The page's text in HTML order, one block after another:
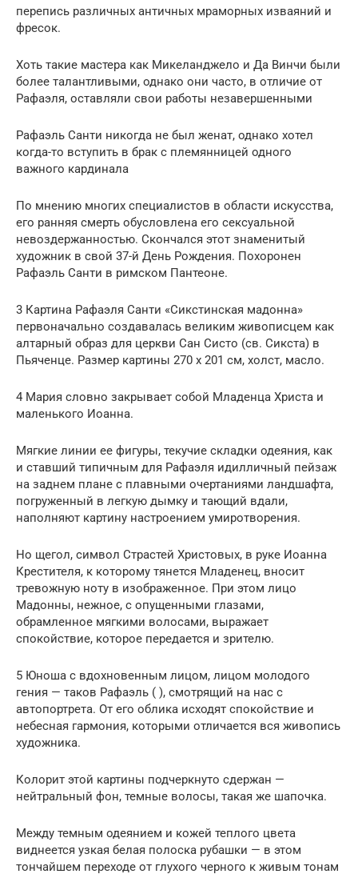
перепись различных античных мраморных изваяний и
фресок.
Хоть такие мастера как Микеланджело и Да Винчи были
более талантливыми, однако они часто, в отличие от
Рафаэля, оставляли свои работы незавершенными
Рафаэль Санти никогда не был женат, однако хотел
когда-то вступить в брак с племянницей одного
важного кардинала
По мнению многих специалистов в области искусства,
его ранняя смерть обусловлена его сексуальной
невоздержанностью. Скончался этот знаменитый
художник в свой 37-й День Рождения. Похоронен
Рафаэль Санти в римском Пантеоне.
3 Картина Рафаэля Санти «Сикстинская мадонна»
первоначально создавалась великим живописцем как
алтарный образ для церкви Сан Систо (св. Сикста) в
Пьяченце. Размер картины 270 x 201 см, холст, масло.
4 Мария словно закрывает собой Младенца Христа и
маленького Иоанна.
Мягкие линии ее фигуры, текучие складки одеяния, как
и ставший типичным для Рафаэля идилличный пейзаж
на заднем плане с плавными очертаниями ландшафта,
погруженный в легкую дымку и тающий вдали,
наполняют картину настроением умиротворения.
Но щегол, символ Страстей Христовых, в руке Иоанна
Крестителя, к которому тянется Младенец, вносит
тревожную ноту в изображенное. При этом лицо
Мадонны, нежное, с опущенными глазами,
обрамленное мягкими волосами, выражает
спокойствие, которое передается и зрителю.
5 Юноша с вдохновенным лицом, лицом молодого
гения — таков Рафаэль ( ), смотрящий на нас с
автопортрета. От его облика исходят спокойствие и
небесная гармония, которыми отличается вся живопись
художника.
Колорит этой картины подчеркнуто сдержан —
нейтральный фон, темные волосы, такая же шапочка.
Между темным одеянием и кожей теплого цвета
виднеется узкая белая полоска рубашки — в этом
тончайшем переходе от глухого черного к живым тонам